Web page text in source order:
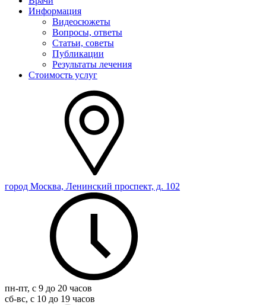
Информация
Видеосюжеты
Вопросы, ответы
Статьи, советы
Публикации
Результаты лечения
Стоимость услуг
город Москва, Ленинский проспект, д. 102
пн-пт, с 9 до 20 часов
сб-вс, с 10 до 19 часов